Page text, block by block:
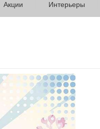
Акции Интерьеры